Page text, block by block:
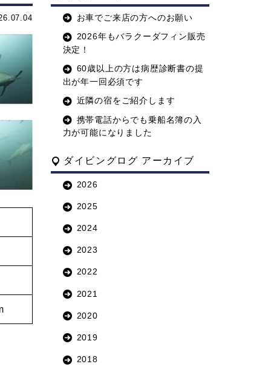
お車でご来店の方へのお願い
2026年もバラクーダフィン販売
決定！
60歳以上の方は病歴診断書の提
出が年一回必須です
近隣の宿をご紹介します
携帯電話からでも乗船名簿の入
力が可能になりました
ダイビングログ アーカイブ
2026
2025
2024
2023
2022
2021
2020
2019
2018